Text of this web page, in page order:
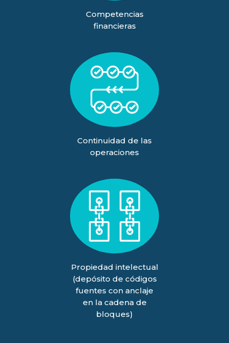
Competencias
financieras
Continuidad de las
operaciones
Propiedad intelectual
(depósito de códigos
fuentes con anclaje
en la cadena de
bloques)